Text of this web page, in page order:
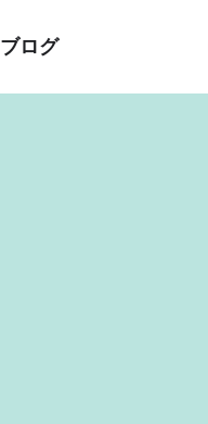
ブログ